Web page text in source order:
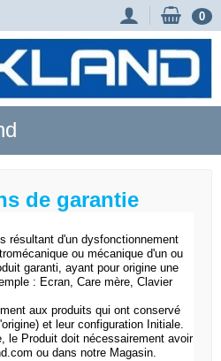
0
de garantie
résultant d'un dysfonctionnement
ou mécanique d'un ou
garanti, ayant pour origine une
: Ecran, Care mère, Clavier
aux produits qui ont conservé
et leur configuration Initiale.
le Produit doit nécessairement avoir
ou dans notre Magasin.